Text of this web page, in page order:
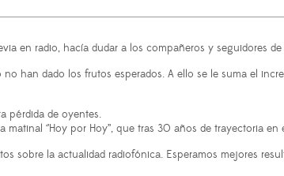
en radio, hacía dudar a los compañeros y seguidores
han dado los frutos esperados. A ello se le suma el
pérdida de oyentes.
‘’Hoy por Hoy’’, que tras 30 años de trayectoria
sobre la actualidad radiofónica. Esperamos mejores